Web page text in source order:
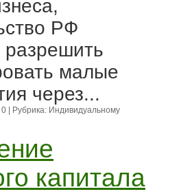
РФ
малые
через...
| Рубрика: Индивидуальному
капитала